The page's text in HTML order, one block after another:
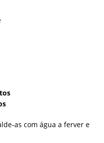
as com água a ferver e